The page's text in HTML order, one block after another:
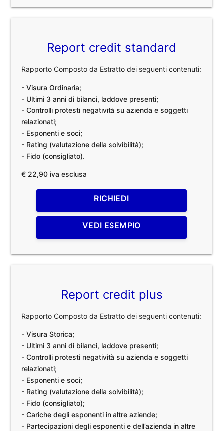
Report credit standard
Rapporto Composto da Estratto dei seguenti contenuti:
- Visura Ordinaria;
- Ultimi 3 anni di bilanci, laddove presenti;
- Controlli protesti negatività su azienda e soggetti
relazionati;
- Esponenti e soci;
- Rating (valutazione della solvibilità);
- Fido (consigliato).
€ 22,90 iva esclusa
RICHIEDI
VEDI ESEMPIO
Report credit plus
Rapporto Composto da Estratto dei seguenti contenuti:
- Visura Storica;
- Ultimi 3 anni di bilanci, laddove presenti;
- Controlli protesti negatività su azienda e soggetti
relazionati;
- Esponenti e soci;
- Rating (valutazione della solvibilità);
- Fido (consigliato);
- Cariche degli esponenti in altre aziende;
- Partecipazioni degli esponenti e dell’azienda in altre